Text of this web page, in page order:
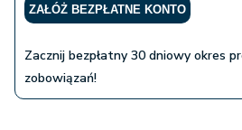
ZAŁÓŻ BEZPŁATNE KONTO
Zacznij bezpłatny 30 dniowy okres
zobowiązań!